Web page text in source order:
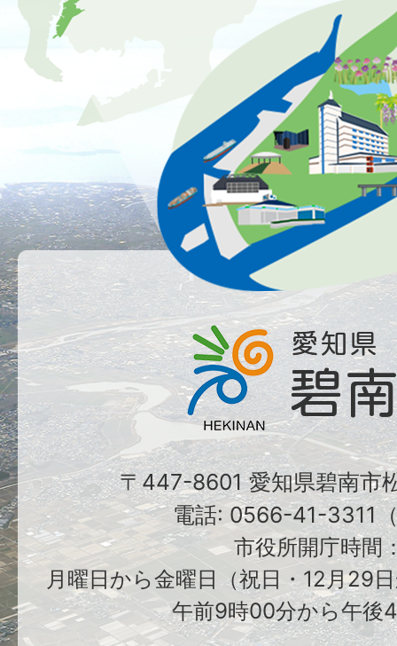
〒447-8601 愛知県碧南市
電話: 0566-41-3311
市役所開庁時間
月曜日から金曜日（祝日・12月29
午前9時00分から午後